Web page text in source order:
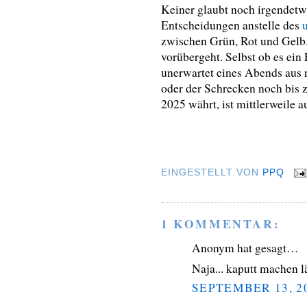
Keiner glaubt noch
Entscheidungen anstelle des
zwischen Grün, Rot und
vorübergeht. Selbst ob es
unerwartet eines Abends
oder der Schrecken noch bis
2025 währt, ist mittlerweile
EINGESTELLT VON PPQ
1 KOMMENTAR:
Anonym hat gesagt…
Naja... kaputt machen
SEPTEMBER 13,